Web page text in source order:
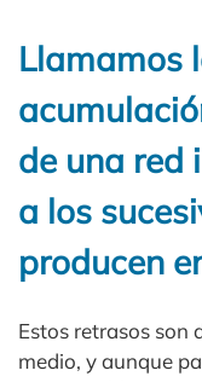
Llamamos
de una red
a los
producen
Estos retrasos son
medio, y aunque